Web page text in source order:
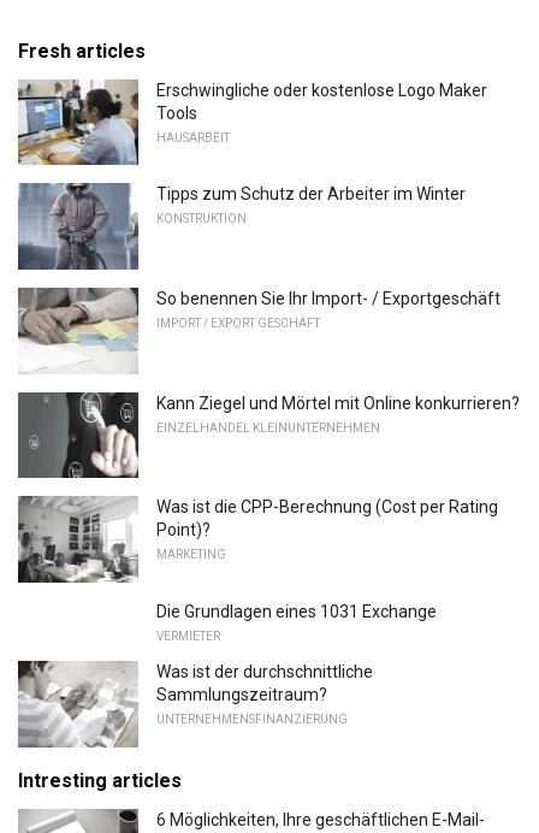
Fresh articles
Erschwingliche oder kostenlose Logo Maker
Tools
HAUSARBEIT
Tipps zum Schutz der Arbeiter im Winter
KONSTRUKTION
So benennen Sie Ihr Import- / Exportgeschäft
IMPORT / EXPORT GESCHÄFT
Kann Ziegel und Mörtel mit Online konkurrieren?
EINZELHANDEL KLEINUNTERNEHMEN
Was ist die CPP-Berechnung (Cost per Rating
Point)?
MARKETING
Die Grundlagen eines 1031 Exchange
VERMIETER
Was ist der durchschnittliche
Sammlungszeitraum?
UNTERNEHMENSFINANZIERUNG
Intresting articles
6 Möglichkeiten, Ihre geschäftlichen E-Mail-